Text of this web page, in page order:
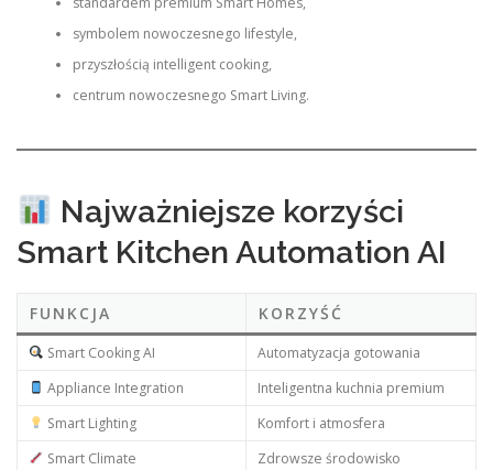
symbolem nowoczesnego lifestyle,
przyszłością intelligent cooking,
centrum nowoczesnego Smart Living.
Najważniejsze korzyści
Smart Kitchen Automation AI
FUNKCJA KORZYŚĆ
Smart Cooking AI
Automatyzacja gotowania
Appliance Integration
Inteligentna kuchnia premium
Smart Lighting
Komfort i atmosfera
Smart Climate
Zdrowsze środowisko